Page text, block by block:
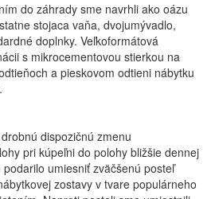
do záhrady sme navrhli ako oázu
stojaca vaňa, dvojumývadlo,
doplnky. Veľkoformátová
s mikrocementovou stierkou na
a pieskovom odtieni nábytku
dispozičnú zmenu
pri kúpeľni do polohy bližšie dennej
umiesniť zväčšenú posteľ
zostavy v tvare populárneho